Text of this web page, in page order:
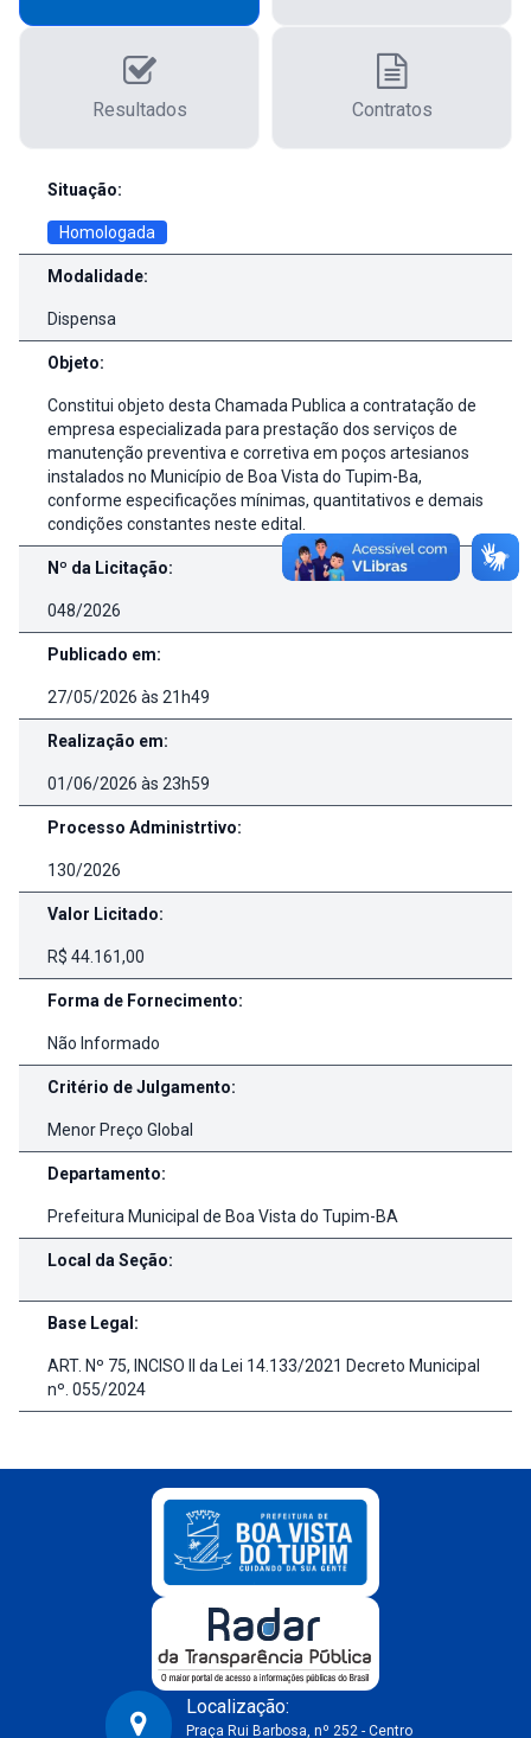
Resultados Contratos
Detalhes da Licitação
Situação:
Homologada
Modalidade:
Dispensa
Objeto:
Constitui objeto desta Chamada Publica a contratação de
empresa especializada para prestação dos serviços de
manutenção preventiva e corretiva em poços artesianos
instalados no Município de Boa Vista do Tupim-Ba,
conforme especificações mínimas, quantitativos e demais
condições constantes neste edital.
Nº da Licitação:
048/2026
Publicado em:
27/05/2026 às 21h49
Realização em:
01/06/2026 às 23h59
Processo Administrtivo:
130/2026
Valor Licitado:
R$ 44.161,00
Forma de Fornecimento:
Não Informado
Critério de Julgamento:
Menor Preço Global
Departamento:
Prefeitura Municipal de Boa Vista do Tupim-BA
Local da Seção:
Base Legal:
ART. Nº 75, INCISO II da Lei 14.133/2021 Decreto Municipal
nº. 055/2024
Localização:
Praça Rui Barbosa, nº 252 - Centro